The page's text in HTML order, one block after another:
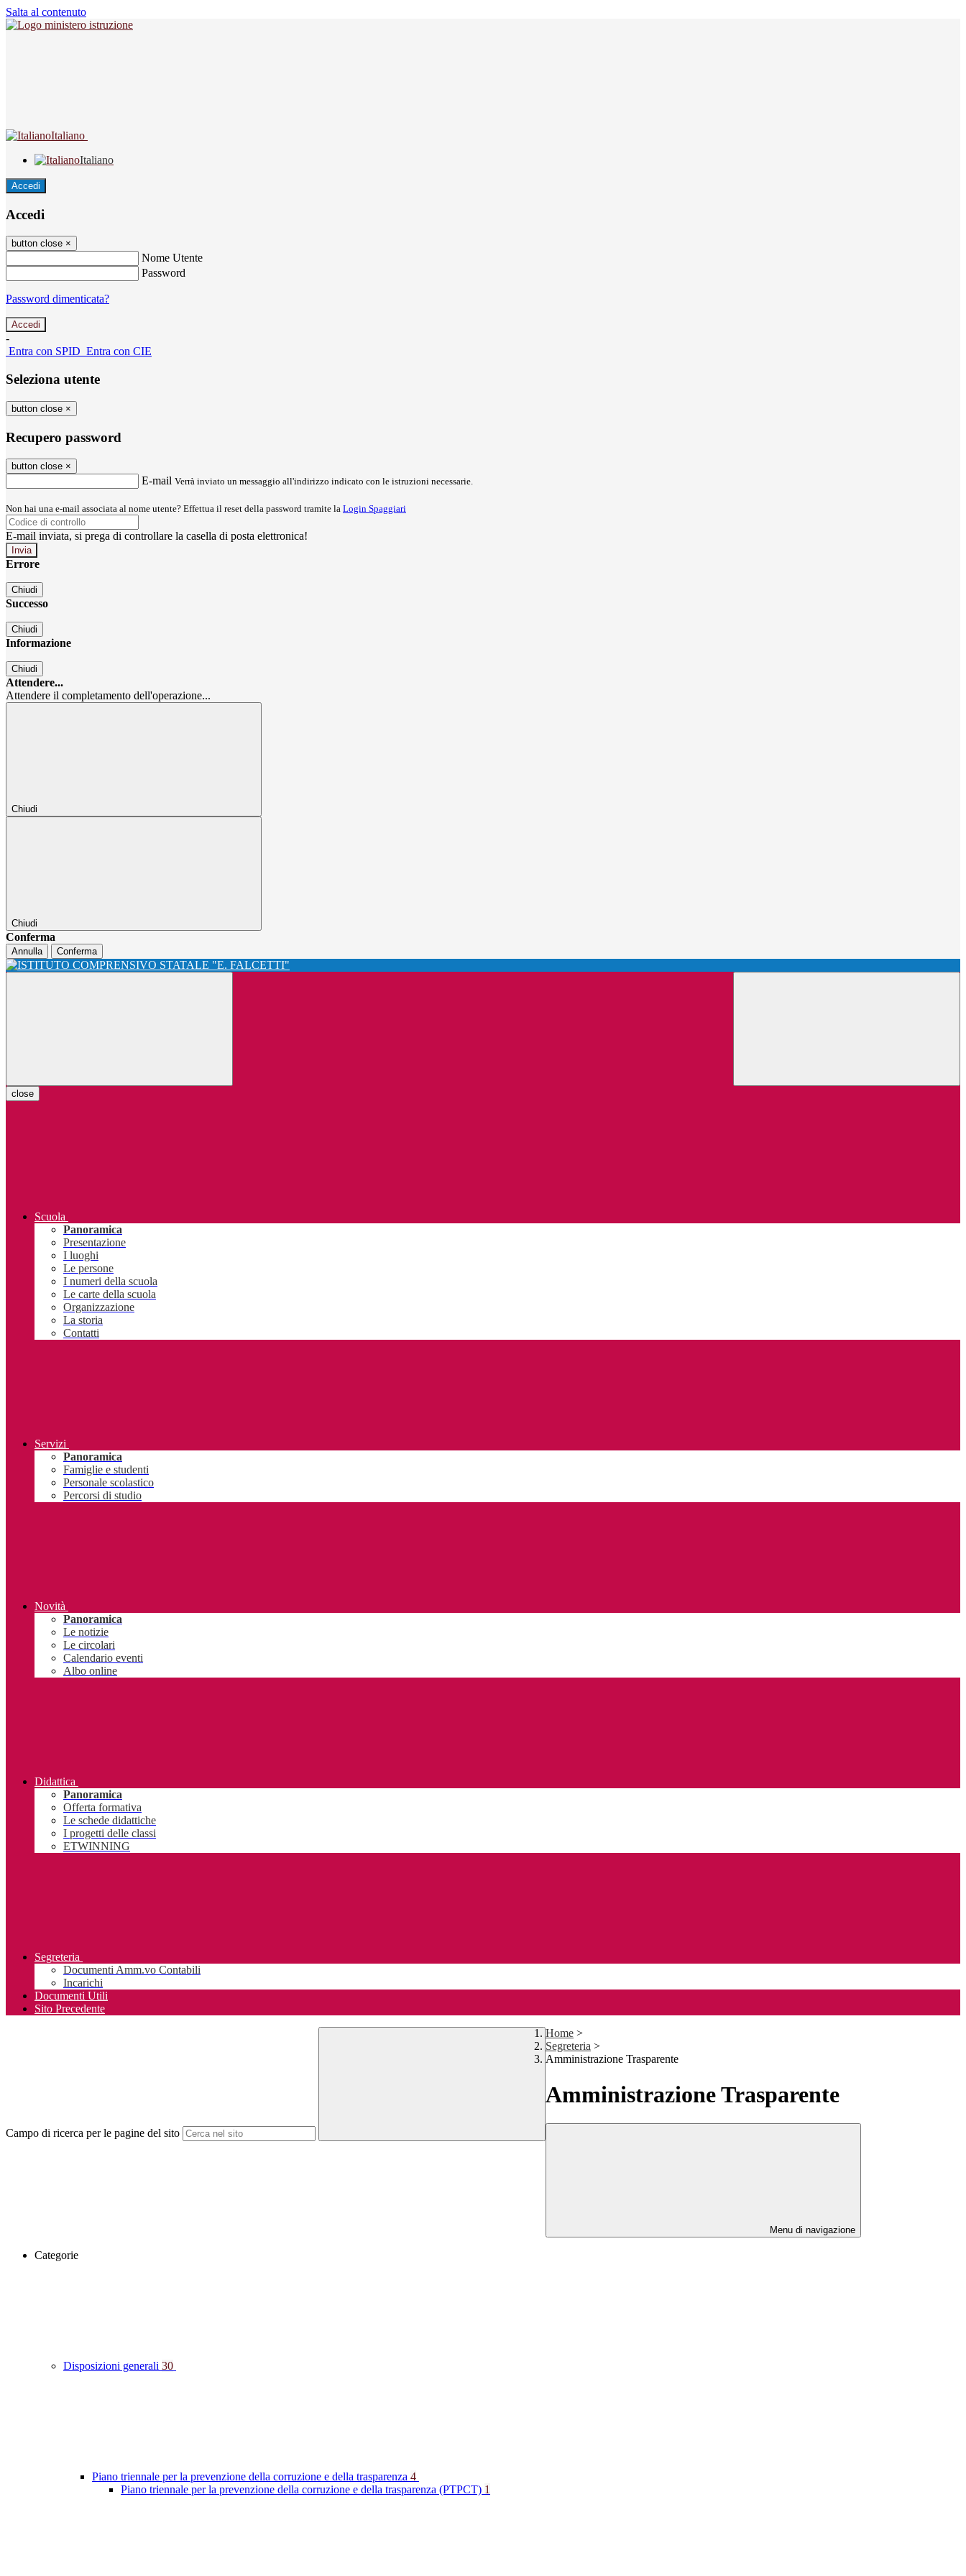
Salta al contenuto
Italiano
Italiano
Accedi
Accedi
button close ×
Nome Utente
Password
Password dimenticata?
-
Entra con SPID Entra con CIE
Seleziona utente
button close ×
Recupero password
button close ×
E-mail Verrà inviato un messaggio all'indirizzo indicato con le istruzioni necessarie.
Non hai una e-mail associata al nome utente? Effettua il reset della password tramite la Login Spaggiari
E-mail inviata, si prega di controllare la casella di posta elettronica!
Errore
Chiudi
Successo
Chiudi
Informazione
Chiudi
Attendere...
Attendere il completamento dell'operazione...
Chiudi
Chiudi
Conferma
Annulla Conferma
close
Scuola
Panoramica
Presentazione
I luoghi
Le persone
I numeri della scuola
Le carte della scuola
Organizzazione
La storia
Contatti
Servizi
Panoramica
Famiglie e studenti
Personale scolastico
Percorsi di studio
Novità
Panoramica
Le notizie
Le circolari
Calendario eventi
Albo online
Didattica
Panoramica
Offerta formativa
Le schede didattiche
I progetti delle classi
ETWINNING
Segreteria
Documenti Amm.vo Contabili
Incarichi
Documenti Utili
Sito Precedente
Campo di ricerca per le pagine del sito
Home >
Segreteria >
Amministrazione Trasparente
Amministrazione Trasparente
Menu di navigazione
Categorie
Disposizioni generali 30
Piano triennale per la prevenzione della corruzione e della trasparenza 4
Piano triennale per la prevenzione della corruzione e della trasparenza (PTPCT) 1